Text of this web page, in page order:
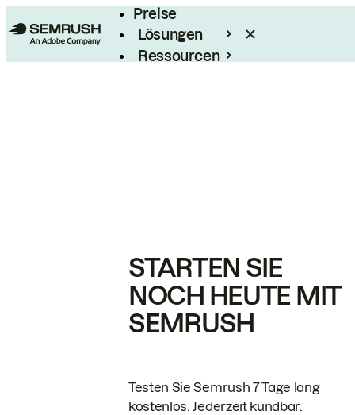
Preise
Lösungen
Ressourcen
STARTEN SIE
NOCH HEUTE MIT
SEMRUSH
Testen Sie Semrush 7 Tage lang
kostenlos. Jederzeit kündbar.